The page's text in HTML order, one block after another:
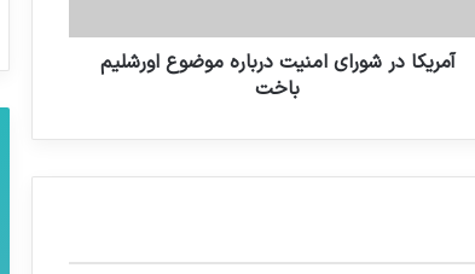
آمریکا در شورای امنیت درباره موضوع اورشلیم
باخت